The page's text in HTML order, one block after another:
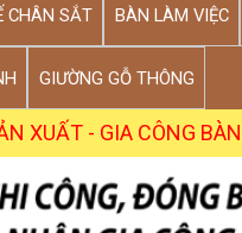
CHÂN SẮT BÀN LÀM VIỆC
GIƯỜNG GỖ THÔNG
CÔNG BÀN GHẾ, KỆ